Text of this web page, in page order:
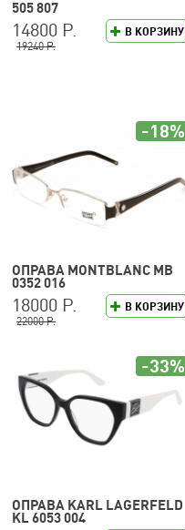
505 807
В КОРЗИНУ
14800 Р.
19240 Р.
ОПРАВА MONTBLANC MB
0352 016
В КОРЗИНУ
18000 Р.
22000 Р.
-18%
ОПРАВА KARL LAGERFELD
KL 6053 004
-33%